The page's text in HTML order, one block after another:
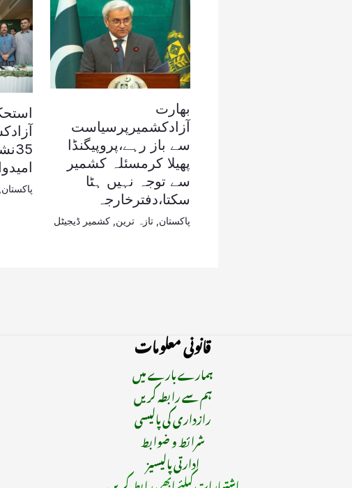
بھارت
آزادکشمیرپرسیاست
سے باز رہے،پروپیگنڈا
پھیلا کرمسئلہ کشمیر
سے توجہ نہیں ہٹا
سکتا،دفترخارجہ
پاکستان تازہ ترین کشمیر ڈیجیٹل
پاکستان
قانونی معلومات
ہمارے بارے میں
ہم سے رابطہ کریں
رازداری کی پالیسی
شرائط و ضوابط
ادارتی پالیسیز